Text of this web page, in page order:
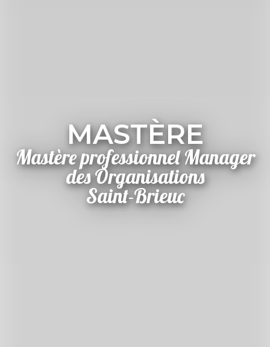
MASTÈRE
Mastère professionnel Manager
des Organisations
Saint-Brieuc